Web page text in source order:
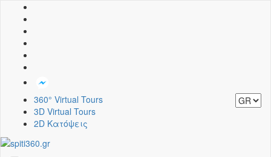
360° Virtual Tours
3D Virtual Tours
2D Κατόψεις